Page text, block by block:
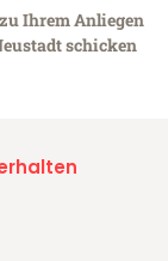
Ihrem Anliegen
schicken